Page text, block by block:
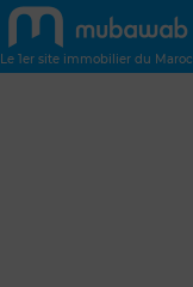
Le 1er site immobilier du Maroc